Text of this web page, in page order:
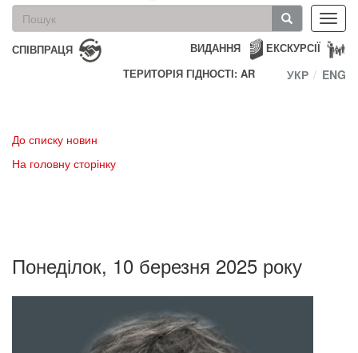
Пошукова
форма
Пошук
СПІВПРАЦЯ ЕКСКУРСІЇ
ВИДАННЯ
ТЕРИТОРІЯ ГІДНОСТІ: AR
УКР ENG
До списку новин
На головну сторінку
Понеділок, 10 березня 2025 року